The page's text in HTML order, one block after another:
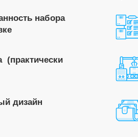
набора
(практически
дизайн